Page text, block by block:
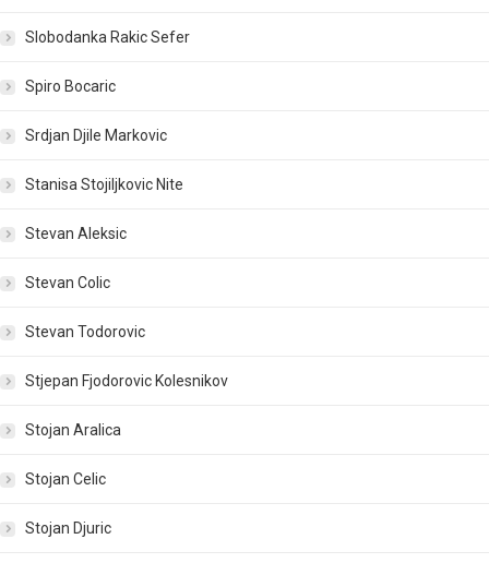
Slobodanka Rakic Sefer
Spiro Bocaric
Srdjan Djile Markovic
Stanisa Stojiljkovic Nite
Stevan Aleksic
Stevan Colic
Stevan Todorovic
Stjepan Fjodorovic Kolesnikov
Stojan Aralica
Stojan Celic
Stojan Djuric